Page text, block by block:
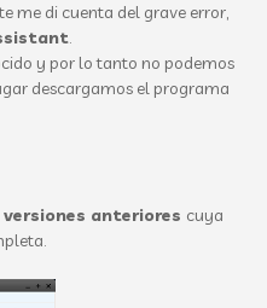
me di cuenta del grave error,
.
y por lo tanto no podemos
descargamos el programa
versiones anteriores cuya